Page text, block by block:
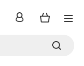
inloggen